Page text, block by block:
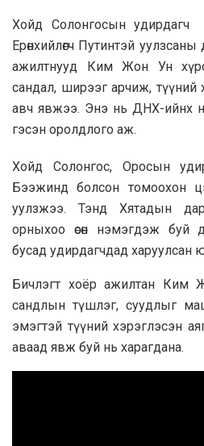
Хойд Солонгосын
Ерөнхийлөгч Путинтэй
ажилтнууд Ким Жон Ун
сандал, ширээг арчиж, түүний
авч явжээ. Энэ нь ДНХ-ийнх
гэсэн оролдлого аж.
Хойд Солонгос, Оросын
Бээжинд болсон томоохон
уулзжээ. Тэнд Хятадын
орныхоо өсөн нэмэгдэж буй
бусад удирдагчдад харуулсан
Бичлэгт хоёр ажилтан
сандлын түшлэг, суудлыг
эмэгтэй түүний хэрэглэсэн
аваад явж буй нь харагдана.